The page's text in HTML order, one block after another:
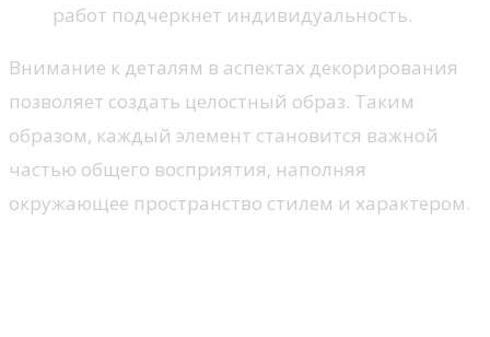
работ подчеркнет индивидуальность.
Внимание к деталям в аспектах декорирования
позволяет создать целостный образ. Таким
образом, каждый элемент становится важной
частью общего восприятия, наполняя
окружающее пространство стилем и характером.